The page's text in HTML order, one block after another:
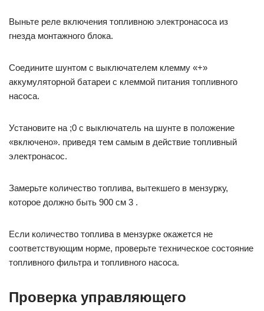
Выньте реле включения топливною электронасоса из
гнезда монтажного блока.
Соедините шунтом с выключателем клемму «+»
аккумуляторной батареи с клеммой питания топливного
насоса.
Установите на ;0 с выключатель на шунте в положение
«включено». приведя тем самым в действие топливный
электронасос.
Замерьте количество топлива, вытекшего в мензурку,
которое должно быть 900 см 3 .
Если количество топлива в мензурке окажется не
соответствующим норме, проверьте техническое состояние
топливного фильтра и топливного насоса.
Проверка управляющего